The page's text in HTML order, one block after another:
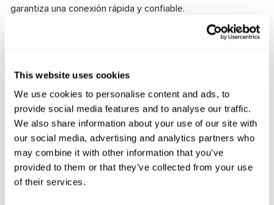
This website uses cookies
We use cookies to personalise content and ads, to
provide social media features and to analyse our traffic.
We also share information about your use of our site with
our social media, advertising and analytics partners who
may combine it with other information that you’ve
provided to them or that they’ve collected from your use
of their services.
garantiza una conexión rápida y confiable.
Solicitar precio
OEM
MS350077C, 160040, 18CE026, 18CE027, 48805AX700,
48805BC15B, 48810AX700, 48810AX705, 48810AX710,